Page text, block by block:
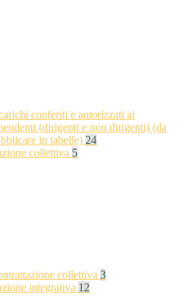
conferiti e autorizzati ai
(dirigenti e non dirigenti) (da
in tabelle) 24
collettiva 5
collettiva 3
integrativa 12